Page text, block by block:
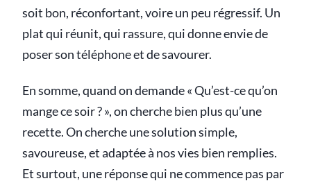
soit bon, réconfortant, voire un peu régressif. Un
plat qui réunit, qui rassure, qui donne envie de
poser son téléphone et de savourer.
En somme, quand on demande « Qu’est-ce qu’on
mange ce soir ? », on cherche bien plus qu’une
recette. On cherche une solution simple,
savoureuse, et adaptée à nos vies bien remplies.
Et surtout, une réponse qui ne commence pas par